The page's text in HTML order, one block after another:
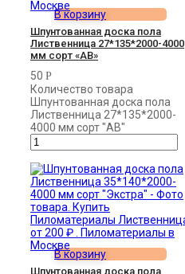
В корзину
Шпунтованная доска пола
Лиственница 27*135*2000-4000
мм сорт «АВ»
50 Р
Количество товара
Шпунтованная доска пола
Лиственница 27*135*2000-
4000 мм сорт "АВ"
В корзину
Шпунтованная доска пола